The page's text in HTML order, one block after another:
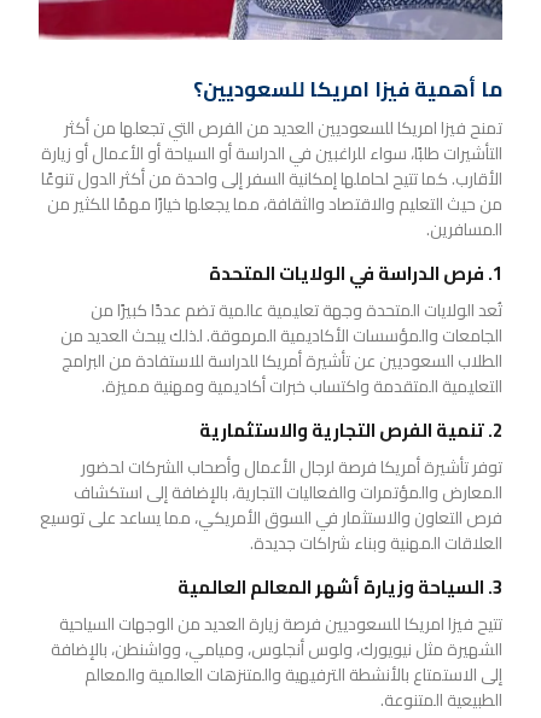
ما أهمية فيزا امريكا للسعوديين؟
تمنح فيزا امريكا للسعوديين العديد من الفرص التي تجعلها من أكثر
التأشيرات طلبًا، سواء للراغبين في الدراسة أو السياحة أو الأعمال أو زيارة
الأقارب. كما تتيح لحاملها إمكانية السفر إلى واحدة من أكثر الدول تنوعًا
من حيث التعليم والاقتصاد والثقافة، مما يجعلها خيارًا مهمًا للكثير من
المسافرين.
1. فرص الدراسة في الولايات المتحدة
تُعد الولايات المتحدة وجهة تعليمية عالمية تضم عددًا كبيرًا من
الجامعات والمؤسسات الأكاديمية المرموقة. لذلك يبحث العديد من
الطلاب السعوديين عن تأشيرة أمريكا للدراسة للاستفادة من البرامج
التعليمية المتقدمة واكتساب خبرات أكاديمية ومهنية مميزة.
2. تنمية الفرص التجارية والاستثمارية
توفر تأشيرة أمريكا فرصة لرجال الأعمال وأصحاب الشركات لحضور
المعارض والمؤتمرات والفعاليات التجارية، بالإضافة إلى استكشاف
فرص التعاون والاستثمار في السوق الأمريكي، مما يساعد على توسيع
العلاقات المهنية وبناء شراكات جديدة.
3. السياحة وزيارة أشهر المعالم العالمية
تتيح فيزا امريكا للسعوديين فرصة زيارة العديد من الوجهات السياحية
الشهيرة مثل نيويورك، ولوس أنجلوس، وميامي، وواشنطن، بالإضافة
إلى الاستمتاع بالأنشطة الترفيهية والمتنزهات العالمية والمعالم
الطبيعية المتنوعة.